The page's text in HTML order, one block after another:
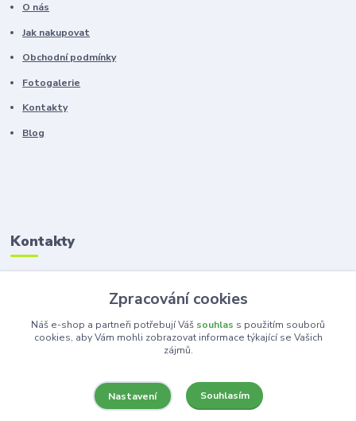
O nás
Jak nakupovat
Obchodní podmínky
Fotogalerie
Kontakty
Blog
Kontakty
Zákaznická podpora
+420 603 100 966
(Po-Pá, 8-16 hod.)
Zpracování cookies
Náš e-shop a partneři potřebují Váš souhlas s použitím souborů
cookies, aby Vám mohli zobrazovat informace týkající se Vašich
zájmů.
Nastavení Souhlasím